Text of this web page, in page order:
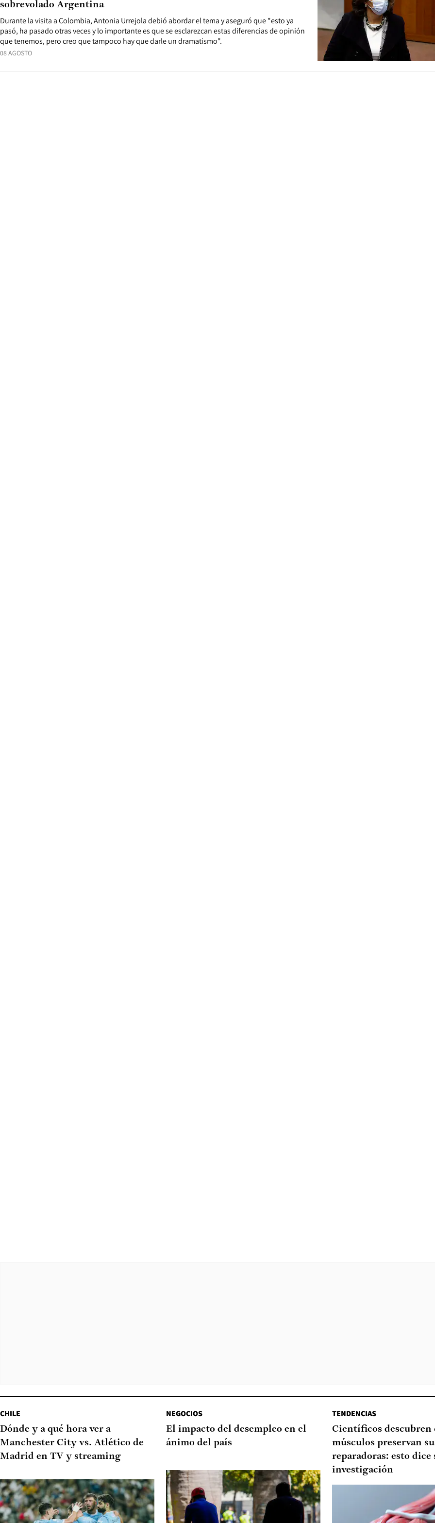
08 AGOSTO
Durante la visita a Colombia, Antonia Urrejola debió abordar el tema y aseguró que "esto ya
pasó, ha pasado otras veces y lo importante es que se esclarezcan estas diferencias de opinión
que tenemos, pero creo que tampoco hay que darle un dramatismo".
sobrevolado Argentina
CHILE
Dónde y a qué hora ver a
Manchester City vs. Atlético de
Madrid en TV y streaming
NEGOCIOS
El impacto del desempleo en el
ánimo del país
TENDENCIAS
Científicos descubren
músculos preservan
reparadoras: esto dice
investigación